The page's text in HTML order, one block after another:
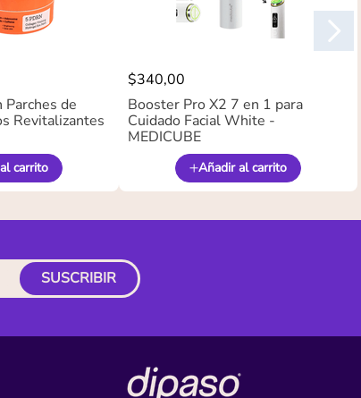
Parches de
Revitalizantes
carrito
$340,00
Booster Pro X2 7 en 1 para
Cuidado Facial White -
MEDICUBE
Añadir al carrito
SUSCRIBIR